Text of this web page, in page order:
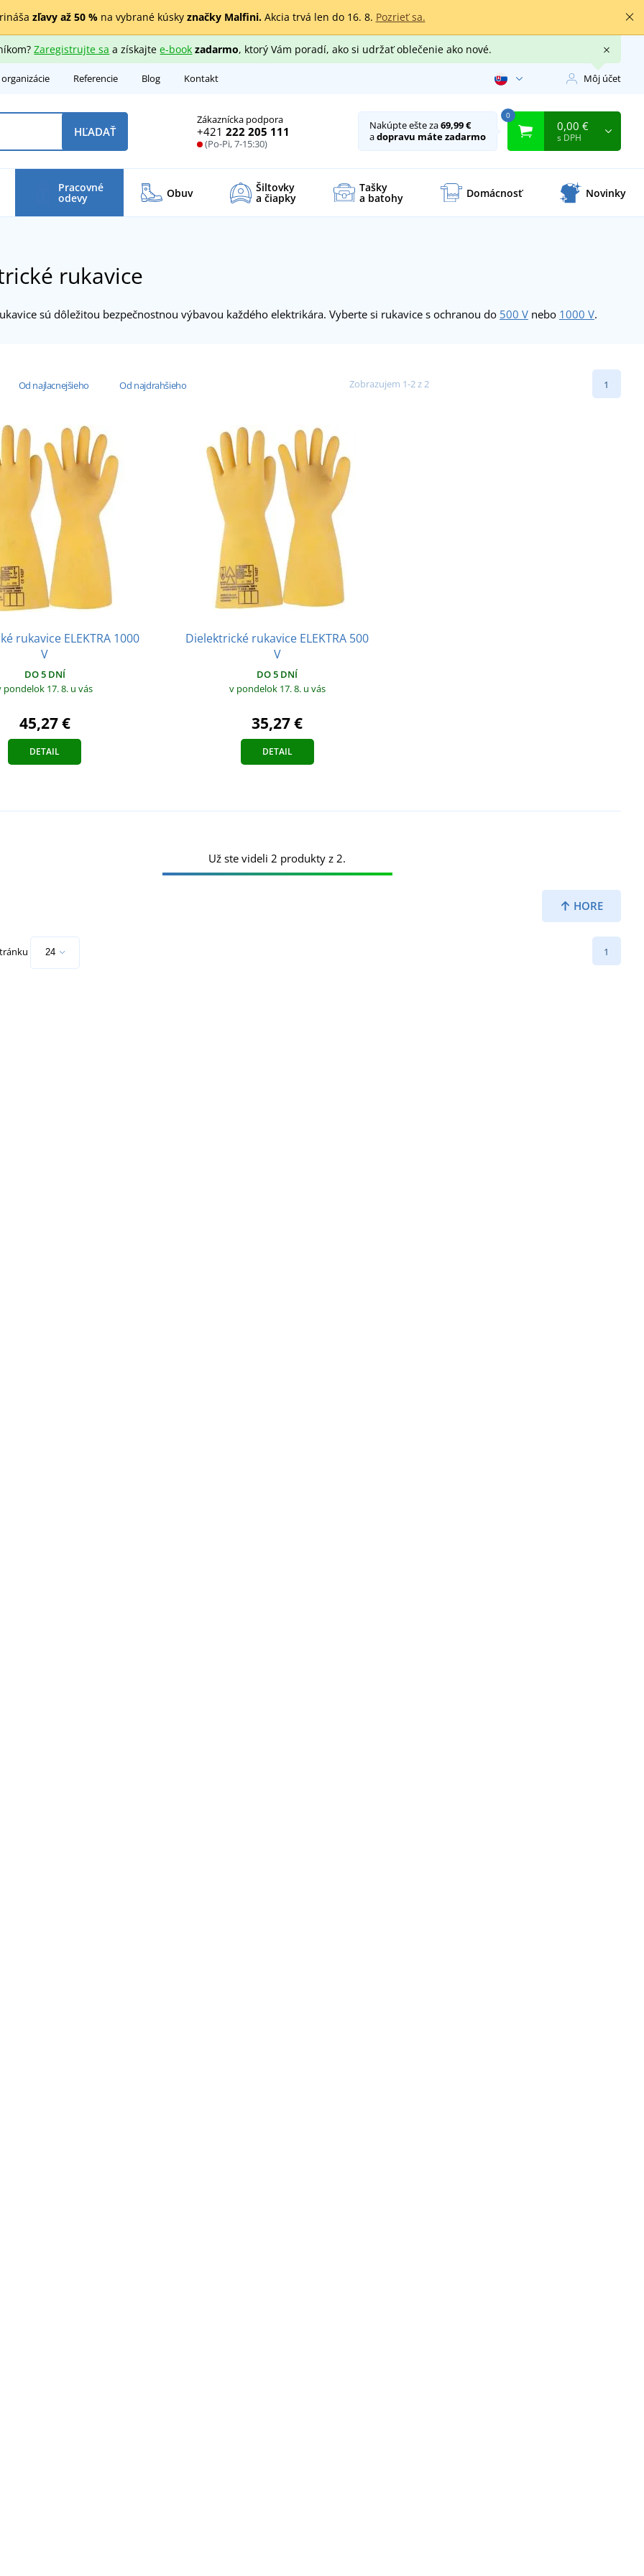
zľavy až 50 %na vybrané kúsky značky Malfini.Akcia trvá len do 16. 8. Pozrieť sa.
Zaregistrujte sa a získajtee-book zadarmo, ktorý Vám poradí, ako si udržať oblečenie ako nové.
Referencie Blog Kontakt Môj účet
Zákaznícka podpora
+421 222 205 111
(Po-Pi, 7-15:30)
HĽADAŤ Nakúpte ešte za69,99 €
adopravu máte zadarmo
0
0,00 €
s DPH
Pracovné
odevy Obuv Šiltovky
a čiapky
Tašky
a batohy Domácnosť Novinky
rukavice
sú dôležitou bezpečnostnou výbavou každého elektrikára. Vyberte si rukavice s ochranou do 500 V nebo 1000 V.
Od najlacnejšieho Od najdrahšieho Zobrazujem 1-2 z 2 1
rukavice ELEKTRA 1000
V
DO 5 DNÍ
pondelok 17. 8. u vás
45,27 €
DETAIL
Dielektrické rukavice ELEKTRA 500
V
DO 5 DNÍ
v pondelok 17. 8. u vás
35,27 €
DETAIL
HORE
Už ste videli 2 produkty z 2.
1